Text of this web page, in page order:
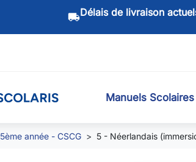
local_shippingDélais de livraison
Manuels Scolaires
5ème année - CSCG 5 - Néerlandais